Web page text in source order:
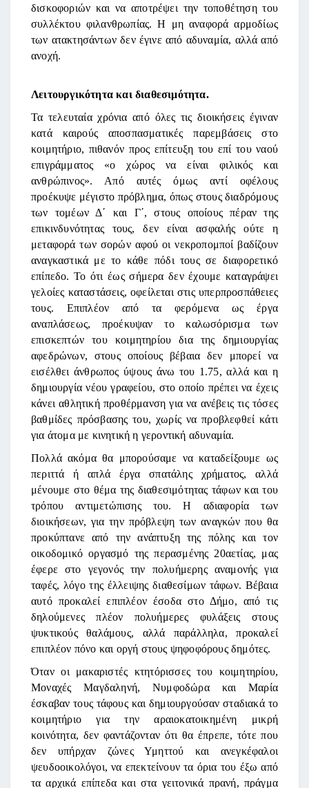
δισκοφοριών και να αποτρέψει την τοποθέτηση του
συλλέκτου φιλανθρωπίας. Η μη αναφορά αρμοδίως
των ατακτησάντων δεν έγινε από αδυναμία, αλλά από
ανοχή.
Λειτουργικότητα και διαθεσιμότητα.
Τα τελευταία χρόνια από όλες τις διοικήσεις έγιναν
κατά καιρούς αποσπασματικές παρεμβάσεις στο
κοιμητήριο, πιθανόν προς επίτευξη του επί του ναού
επιγράμματος «ο χώρος να είναι φιλικός και
ανθρώπινος». Από αυτές όμως αντί οφέλους
προέκυψε μέγιστο πρόβλημα, όπως στους διαδρόμους
των τομέων Δ΄ και Γ΄, στους οποίους πέραν της
επικινδυνότητας τους, δεν είναι ασφαλής ούτε η
μεταφορά των σορών αφού οι νεκροπομποί βαδίζουν
αναγκαστικά με το κάθε πόδι τους σε διαφορετικό
επίπεδο. Το ότι έως σήμερα δεν έχουμε καταγράψει
γελοίες καταστάσεις, οφείλεται στις υπερπροσπάθειες
τους. Επιπλέον από τα φερόμενα ως έργα
αναπλάσεως, προέκυψαν το καλωσόρισμα των
επισκεπτών του κοιμητηρίου δια της δημιουργίας
αφεδρώνων, στους οποίους βέβαια δεν μπορεί να
εισέλθει άνθρωπος ύψους άνω του 1.75, αλλά και η
δημιουργία νέου γραφείου, στο οποίο πρέπει να έχεις
κάνει αθλητική προθέρμανση για να ανέβεις τις τόσες
βαθμίδες πρόσβασης του, χωρίς να προβλεφθεί κάτι
για άτομα με κινητική η γεροντική αδυναμία.
Πολλά ακόμα θα μπορούσαμε να καταδείξουμε ως
περιττά ή απλά έργα σπατάλης χρήματος, αλλά
μένουμε στο θέμα της διαθεσιμότητας τάφων και του
τρόπου αντιμετώπισης του. Η αδιαφορία των
διοικήσεων, για την πρόβλεψη των αναγκών που θα
προκύπτανε από την ανάπτυξη της πόλης και τον
οικοδομικό οργασμό της περασμένης 20αετίας, μας
έφερε στο γεγονός την πολυήμερης αναμονής για
ταφές, λόγο της έλλειψης διαθεσίμων τάφων. Βέβαια
αυτό προκαλεί επιπλέον έσοδα στο Δήμο, από τις
δηλούμενες πλέον πολυήμερες φυλάξεις στους
ψυκτικούς θαλάμους, αλλά παράλληλα, προκαλεί
επιπλέον πόνο και οργή στους ψηφοφόρους δημότες.
Όταν οι μακαριστές κτητόρισσες του κοιμητηρίου,
Μοναχές Μαγδαληνή, Νυμφοδώρα και Μαρία
έσκαβαν τους τάφους και δημιουργούσαν σταδιακά το
κοιμητήριο για την αραιοκατοικημένη μικρή
κοινότητα, δεν φαντάζονταν ότι θα έπρεπε, τότε που
δεν υπήρχαν ζώνες Υμηττού και ανεγκέφαλοι
ψευδοοικολόγοι, να επεκτείνουν τα όρια του έξω από
τα αρχικά επίπεδα και στα γειτονικά πρανή, πράγμα